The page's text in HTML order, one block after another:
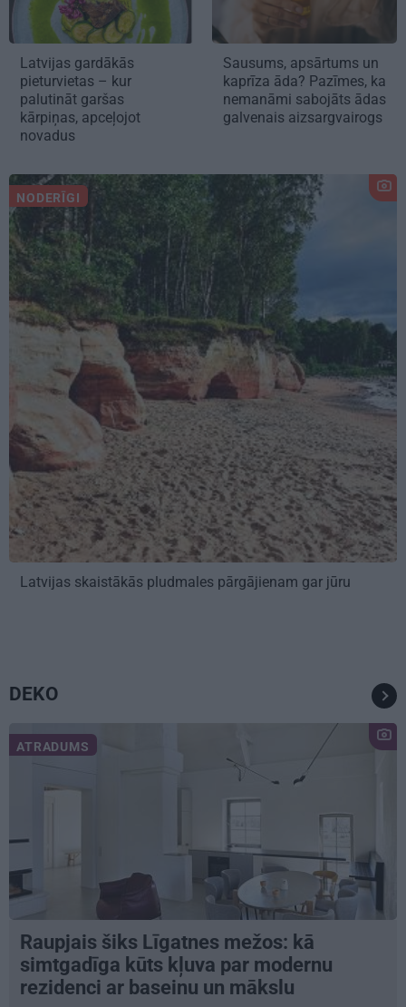
Latvijas gardākās
pieturvietas – kur
palutināt garšas
kārpiņas, apceļojot
novadus
Sausums, apsārtums un
kaprīza āda? Pazīmes, ka
nemanāmi sabojāts ādas
galvenais aizsargvairogs
NODERĪGI
Latvijas skaistākās pludmales pārgājienam gar jūru
DEKO
ATRADUMS
Raupjais šiks Līgatnes mežos: kā
simtgadīga kūts kļuva par modernu
rezidenci ar baseinu un mākslu